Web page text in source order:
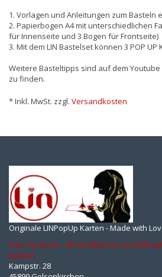
1. Vorlagen und Anleitungen zum Basteln
2. Papierbogen A4 mit unterschiedlichen
für Innenseite und 3 Bogen für Frontseite)
3. Mit dem LIN Bastelset können 3 POP
Weitere Basteltipps sind auf dem Youtube
zu finden.
* Inkl. MwSt. zzgl. Versandkosten
Originale LINPopUp Karten - Made with
Pop-Up Karte - 3D Grußkarte von
kaufen
Kampstr. 28